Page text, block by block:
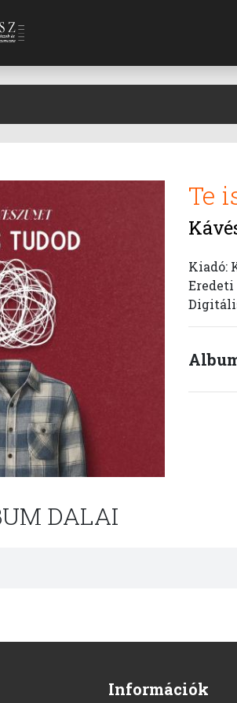
Te
Kiadó:
Eredeti
DALAI
Információk